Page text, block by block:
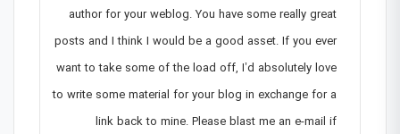
author for your weblog. You have some really great
posts and I think I would be a good asset. If you ever
want to take some of the load off, I’d absolutely love
to write some material for your blog in exchange for a
link back to mine. Please blast me an e-mail if